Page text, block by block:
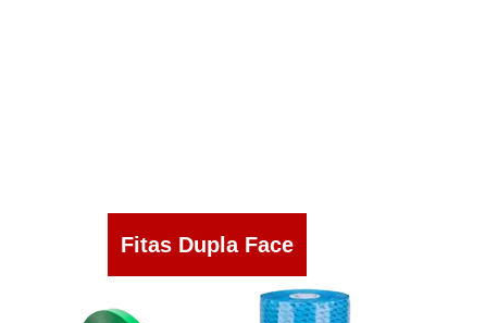
Fitas Dupla Face